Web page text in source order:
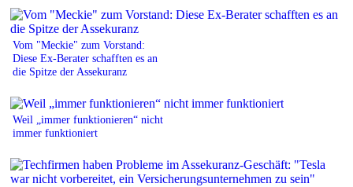
Vom "Meckie" zum Vorstand:
Diese Ex-Berater schafften es an
die Spitze der Assekuranz
Weil „immer funktionieren“ nicht
immer funktioniert